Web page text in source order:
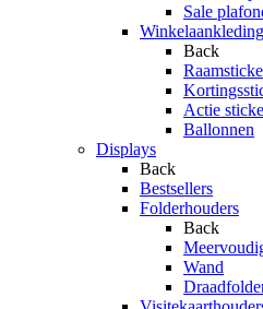
Sale
Winkelaankleding
Back
Actie
Ballonnen
Displays
Back
Bestsellers
Folderhouders
Back
Wand